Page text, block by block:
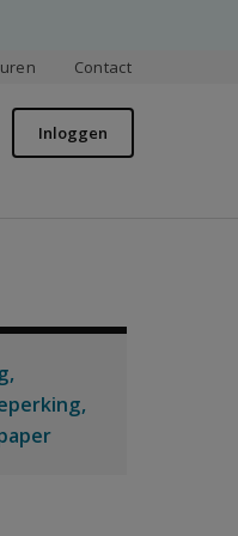
Contact
Inloggen